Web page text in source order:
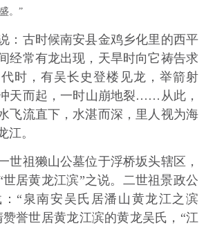
。”
古时候南安县金鸡乡化里的西平
经常有龙出现，天旱时向它祷告求
时，有吴长史登楼见龙，举箭射
天而起，一时山崩地裂……从此，
飞流直下，水湛而深，里人视为海
江。
祖獭山公墓位于浮桥坂头辖区，
居黄龙江滨”之说。二世祖景政公
“泉南安吴氏居潘山黄龙江之滨
誉世居黄龙江滨的黄龙吴氏，“江